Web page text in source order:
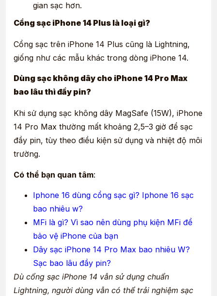
gian sạc hơn.
Cổng sạc iPhone 14 Plus là loại gì?
Cổng sạc trên iPhone 14 Plus cũng là Lightning,
giống như các mẫu khác trong dòng iPhone 14.
Dùng sạc không dây cho iPhone 14 Pro Max
bao lâu thì đầy pin?
Khi sử dụng sạc không dây MagSafe (15W), iPhone
14 Pro Max thường mất khoảng 2,5–3 giờ để sạc
đầy pin, tùy theo điều kiện sử dụng và nhiệt độ môi
trường.
Có thể bạn quan tâm:
Iphone 16 dùng cổng sạc gì? Iphone 16 sạc
bao nhiêu w?
MFi là gì? Vì sao nên dùng phụ kiện MFi để
bảo vệ iPhone của bạn
Dây sạc iPhone 14 Pro Max bao nhiêu W?
Sạc bao lâu đầy pin?
Dù cổng sạc iPhone 14 vẫn sử dụng chuẩn
Lightning, người dùng vẫn có thể trải nghiệm sạc